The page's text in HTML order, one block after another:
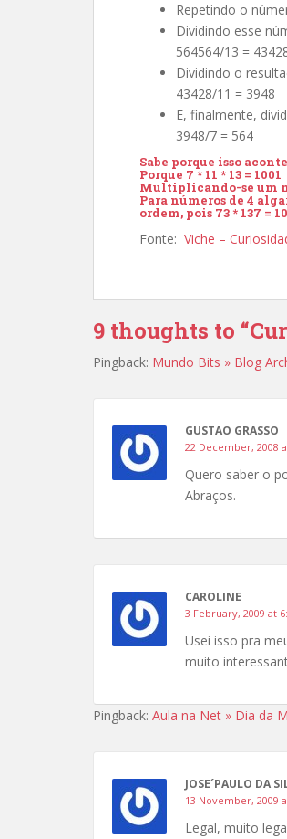
Repetindo o
Dividindo esse
564564/13 =
Dividindo o
43428/11 = 3948
E, finalmente,
3948/7 = 564
Sabe porque isso
Porque 7 * 11 * 13 = 1001
Multiplicando-se um
Para números de 4
ordem, pois 73 * 137 =
Fonte: Viche –
9 thoughts to
Pingback: Mundo Bits » Blog
GUSTAO GRASSO
22 December, 2008
Quero saber o
Abraços.
CAROLINE
3 February, 2009 at
Usei isso pra
muito
Pingback: Aula na Net » Dia da
JOSE´PAULO DA
13 November, 2009
Legal, muito